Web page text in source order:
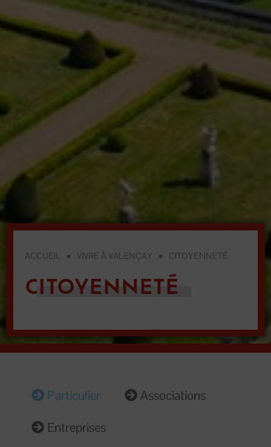
ACCUEIL ● VIVRE À VALENÇAY ● CITOYENNETÉ
CITOYENNETÉ
Particulier
Associations
Entreprises